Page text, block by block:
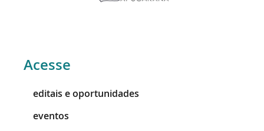
Acesse
editais e oportunidades
eventos